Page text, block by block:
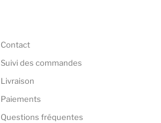
Contact
Suivi des commandes
Livraison
Paiements
Questions fréquentes